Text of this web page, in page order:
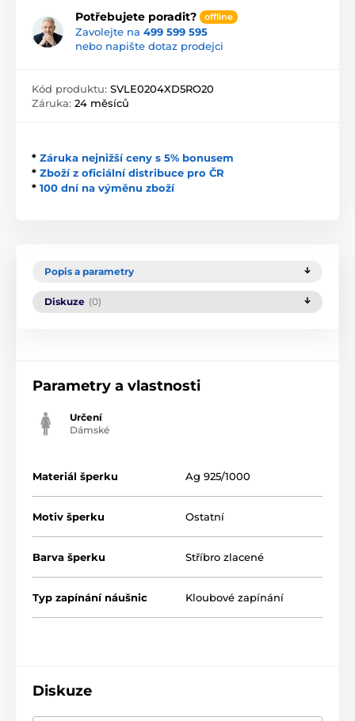
Potřebujete poradit? offline
Zavolejte na 499 599 595
nebo napište dotaz prodejci
Kód produktu: SVLE0204XD5RO20
Záruka: 24 měsíců
* Záruka nejnižší ceny s 5% bonusem
* Zboží z oficiální distribuce pro ČR
* 100 dní na výměnu zboží
Popis a parametry
Diskuze (0)
Parametry a vlastnosti
Určení
Dámské
Materiál šperku Ag 925/1000
Motiv šperku Ostatní
Barva šperku Stříbro zlacené
Typ zapínání náušnic Kloubové zapínání
Diskuze